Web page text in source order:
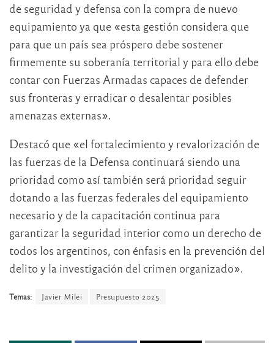
de seguridad y defensa con la compra de nuevo
equipamiento ya que «esta gestión considera que
para que un país sea próspero debe sostener
firmemente su soberanía territorial y para ello debe
contar con Fuerzas Armadas capaces de defender
sus fronteras y erradicar o desalentar posibles
amenazas externas».
Destacó que «el fortalecimiento y revalorización de
las fuerzas de la Defensa continuará siendo una
prioridad como así también será prioridad seguir
dotando a las fuerzas federales del equipamiento
necesario y de la capacitación continua para
garantizar la seguridad interior como un derecho de
todos los argentinos, con énfasis en la prevención del
delito y la investigación del crimen organizado».
Temas: Javier Milei Presupuesto 2025